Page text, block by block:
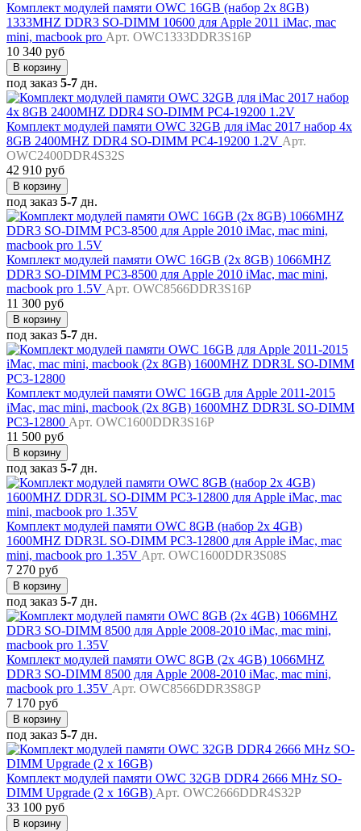
Комплект модулей памяти OWC 16GB (набор 2x 8GB)
1333MHZ DDR3 SO-DIMM 10600 для Apple 2011 iMac, mac
mini, macbook pro Арт. OWC1333DDR3S16P
10 340 руб
В корзину
под заказ 5-7 дн.
Комплект модулей памяти OWC 32GB для iMac 2017 набор 4x
8GB 2400MHZ DDR4 SO-DIMM PC4-19200 1.2V Арт.
OWC2400DDR4S32S
42 910 руб
В корзину
под заказ 5-7 дн.
Комплект модулей памяти OWC 16GB (2x 8GB) 1066MHZ
DDR3 SO-DIMM PC3-8500 для Apple 2010 iMac, mac mini,
macbook pro 1.5V Арт. OWC8566DDR3S16P
11 300 руб
В корзину
под заказ 5-7 дн.
Комплект модулей памяти OWC 16GB для Apple 2011-2015
iMac, mac mini, macbook (2x 8GB) 1600MHZ DDR3L SO-DIMM
PC3-12800 Арт. OWC1600DDR3S16P
11 500 руб
В корзину
под заказ 5-7 дн.
Комплект модулей памяти OWC 8GB (набор 2x 4GB)
1600MHZ DDR3L SO-DIMM PC3-12800 для Apple iMac, mac
mini, macbook pro 1.35V Арт. OWC1600DDR3S08S
7 270 руб
В корзину
под заказ 5-7 дн.
Комплект модулей памяти OWC 8GB (2x 4GB) 1066MHZ
DDR3 SO-DIMM 8500 для Apple 2008-2010 iMac, mac mini,
macbook pro 1.35V Арт. OWC8566DDR3S8GP
7 170 руб
В корзину
под заказ 5-7 дн.
Комплект модулей памяти OWC 32GB DDR4 2666 MHz SO-
DIMM Upgrade (2 x 16GB) Арт. OWC2666DDR4S32P
33 100 руб
В корзину